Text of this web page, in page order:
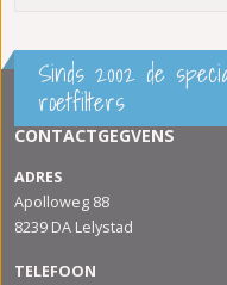
Sinds 2002 de
roetfilters
CONTACTGEGVENS
ADRES
Apolloweg 88
8239 DA Lelystad
TELEFOON